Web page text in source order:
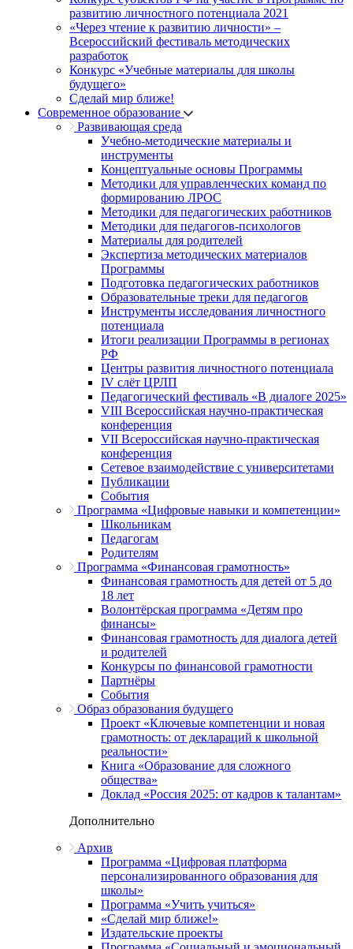
развитию личностного потенциала 2021
«Через чтение к развитию личности» –
Всероссийский фестиваль методических
разработок
Конкурс «Учебные материалы для школы
будущего»
Сделай мир ближе!
Современное образование
Развивающая среда
Учебно-методические материалы и
инструменты
Концептуальные основы Программы
Методики для управленческих команд по
формированию ЛРОС
Методики для педагогических работников
Методики для педагогов-психологов
Материалы для родителей
Экспертиза методических материалов
Программы
Подготовка педагогических работников
Образовательные треки для педагогов
Инструменты исследования личностного
потенциала
Итоги реализации Программы в регионах
РФ
Центры развития личностного потенциала
IV слёт ЦРЛП
Педагогический фестиваль «В диалоге 2025»
VIII Всероссийская научно-практическая
конференция
VII Всероссийская научно-практическая
конференция
Сетевое взаимодействие с университетами
Публикации
События
Программа «Цифровые навыки и компетенции»
Школьникам
Педагогам
Родителям
Программа «Финансовая грамотность»
Финансовая грамотность для детей от 5 до
18 лет
Волонтёрская программа «Детям про
финансы»
Финансовая грамотность для диалога детей
и родителей
Конкурсы по финансовой грамотности
Партнёры
События
Образ образования будущего
Проект «Ключевые компетенции и новая
грамотность: от деклараций к школьной
реальности»
Книга «Образование для сложного
общества»
Доклад «Россия 2025: от кадров к талантам»
Дополнительно
Архив
Программа «Цифровая платформа
персонализированного образования для
школы»
Программа «Учить учиться»
«Сделай мир ближе!»
Издательские проекты